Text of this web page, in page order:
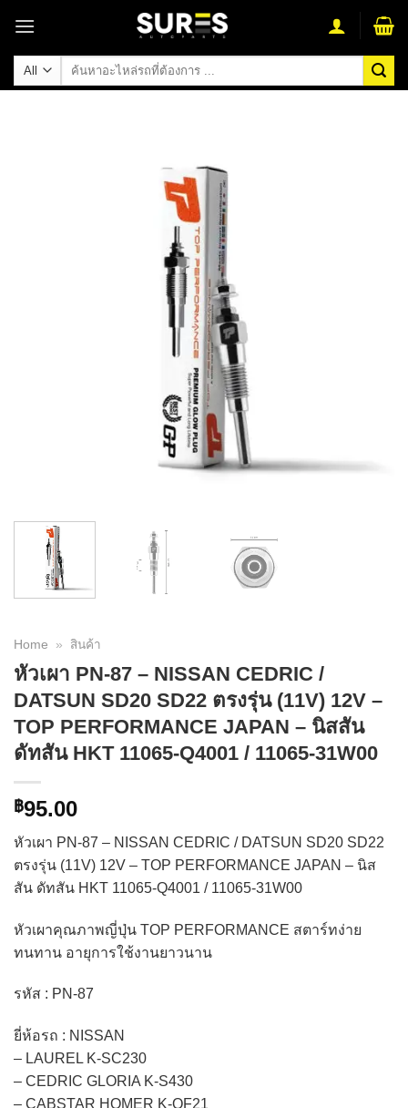
content
ค้นหา:
Home » สินค้า
หัวเผา PN-87 – NISSAN CEDRIC /
DATSUN SD20 SD22 ตรงรุ่น (11V) 12V –
TOP PERFORMANCE JAPAN – นิสสัน
ดัทสัน HKT 11065-Q4001 / 11065-31W00
฿95.00
หัวเผา PN-87 – NISSAN CEDRIC / DATSUN SD20 SD22
ตรงรุ่น (11V) 12V – TOP PERFORMANCE JAPAN – นิส
สัน ดัทสัน HKT 11065-Q4001 / 11065-31W00
หัวเผาคุณภาพญี่ปุ่น TOP PERFORMANCE สตาร์ทง่าย
ทนทาน อายุการใช้งานยาวนาน
รหัส : PN-87
ยี่ห้อรถ : NISSAN
– LAUREL K-SC230
– CEDRIC GLORIA K-S430
– CABSTAR HOMER K-QF21